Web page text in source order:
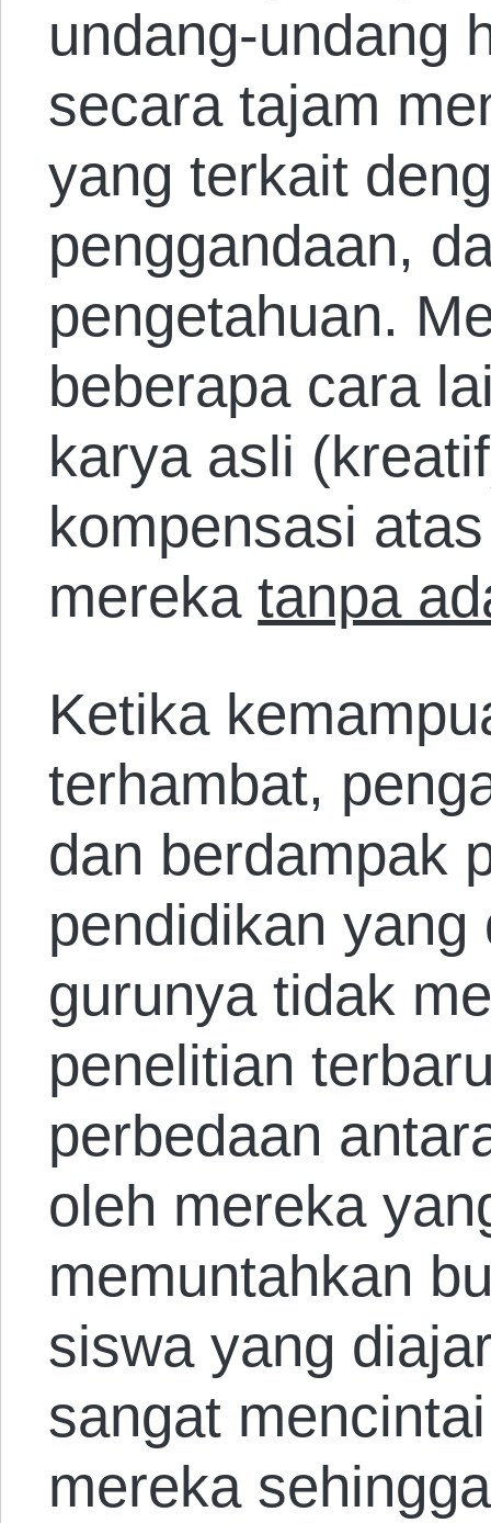
undang-undang
secara tajam
yang terkait
penggandaan,
pengetahuan.
beberapa cara
karya asli
kompensasi
merekatanpa
Ketika
terhambat,
dan berdampak
pendidikan
gurunya tidak
penelitian
perbedaan
oleh mereka
memuntahkan
siswa yang
sangat
mereka